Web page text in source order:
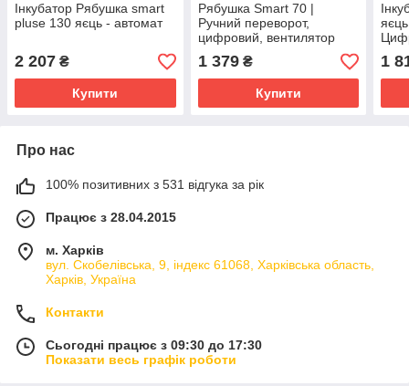
Інкубатор Рябушка smart
pluse 130 яєць - автомат
2 207 ₴
Купити
Рябушка Smart 70 |
Ручний переворот,
цифровий, вентилятор
1 379₴
Купити
1
Про нас
100% позитивних з 531 відгука за рік
Працює з 28.04.2015
м. Харків
вул. Скобелівська, 9, індекс 61068, Харківська область,
Харків, Україна
Контакти
Сьогодні працює з 09:30 до 17:30
Показати весь графік роботи